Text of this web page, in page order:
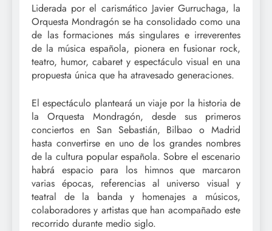
Liderada por el carismático Javier Gurruchaga, la
Orquesta Mondragón se ha consolidado como una
de las formaciones más singulares e irreverentes
de la música española, pionera en fusionar rock,
teatro, humor, cabaret y espectáculo visual en una
propuesta única que ha atravesado generaciones.
El espectáculo planteará un viaje por la historia de
la Orquesta Mondragón, desde sus primeros
conciertos en San Sebastián, Bilbao o Madrid
hasta convertirse en uno de los grandes nombres
de la cultura popular española. Sobre el escenario
habrá espacio para los himnos que marcaron
varias épocas, referencias al universo visual y
teatral de la banda y homenajes a músicos,
colaboradores y artistas que han acompañado este
recorrido durante medio siglo.